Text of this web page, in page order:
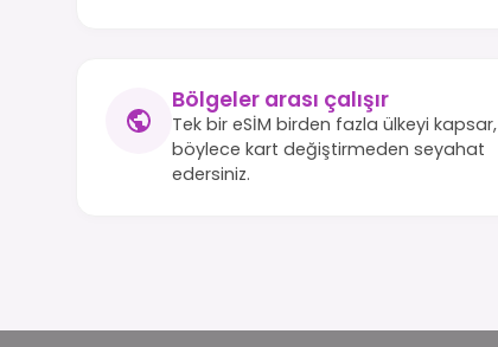
Bölgeler arası çalışır
Tek bir eSİM birden fazla ülkeyi kapsar,
böylece kart değiştirmeden seyahat
edersiniz.